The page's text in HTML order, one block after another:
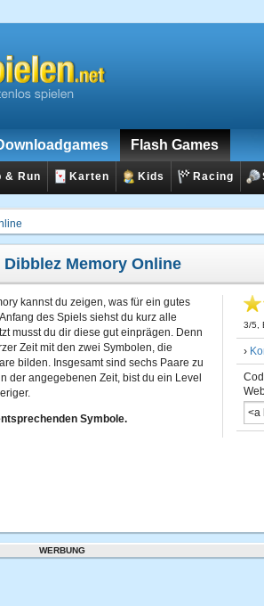
Flash Games
& Run Karten Kids Racing
Dibblez Memory Online
kannst du zeigen, was für ein gutes
des Spiels siehst du kurz alle
musst du dir diese gut einprägen. Denn
Zeit mit den zwei Symbolen, die
bilden. Insgesamt sind sechs Paare zu
der angegebenen Zeit, bist du ein Level
Symbole.
3/5
›
WERBUNG